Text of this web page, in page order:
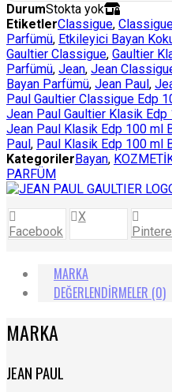
DurumStokta yok
EtiketlerClassigue,
Parfümü, Etkileyici Bayan
Gaultier Classigue, Gaultier
Parfümü, Jean, Jean
Bayan Parfümü, Jean Paul,
Paul Gaultier Classigue Edp
Jean Paul Gaultier Klasik
Jean Paul Klasik Edp 100 ml
Paul, Paul Klasik Edp 100 ml
KategorilerBayan,
PARFÜM
Facebook
X
MARKA
DEĞERLENDIRMELER (0)
MARKA
JEAN PAUL